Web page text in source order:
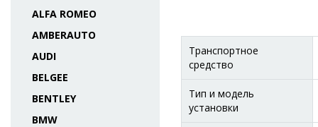
ALFA ROMEO
AMBERAUTO
AUDI
BELGEE
BENTLEY
BMW
Транспортное
средство
Тип и модель
установки